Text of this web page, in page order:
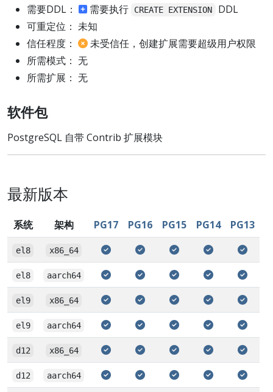
需要DDL：
需要执行 CREATE EXTENSION
DDL
可重定位： 未知
信任程度：
未受信任，创建扩展需要超级用户权限
所需模式： 无
所需扩展： 无
软件包
PostgreSQL 自带 Contrib 扩展模块
最新版本
系统 架构 PG17 PG16 PG15 PG14 PG13
el8 x86_64
el8 aarch64
el9 x86_64
el9 aarch64
d12 x86_64
d12 aarch64